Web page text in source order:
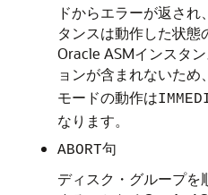
ドからエラーが返さ
タンスは動作した状態
Oracle ASMインスタ
ョンが含まれないため、
モードの動作は
なります。
ABORT句
ディスク・グループを